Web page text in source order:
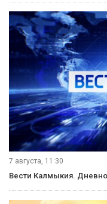
7 августа, 11:30
Вести Калмыкия.